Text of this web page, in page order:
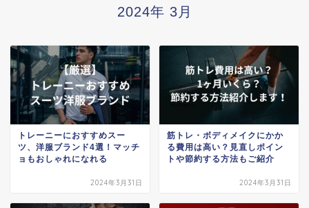
2024年 3月
トレーニーにおすすめスー
ツ、洋服ブランド4選！マッチ
ョもおしゃれになれる
2024年3月31日
筋トレ・ボディメイクにかか
る費用は高い？見直しポイン
トや節約する方法もご紹介
2024年3月31日